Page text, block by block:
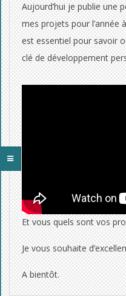
e
t
s
p
o
u
r
2
0
1
5
:
Aujourd’hui je publie une
mes projets pour l’année
est essentiel pour savoir
clé de développement
Et vous quels sont vos
Je vous souhaite
A bientôt.